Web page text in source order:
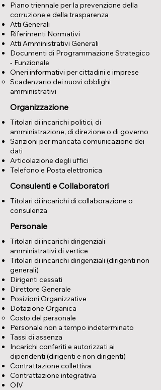
Piano triennale per la prevenzione della
corruzione e della trasparenza
Atti Generali
Riferimenti Normativi
Atti Amministrativi Generali
Documenti di Programmazione Strategico
- Funzionale
Oneri informativi per cittadini e imprese
Scadenzario dei nuovi obblighi
amministrativi
Organizzazione
Titolari di incarichi politici, di
amministrazione, di direzione o di governo
Sanzioni per mancata comunicazione dei
dati
Articolazione degli uffici
Telefono e Posta elettronica
Consulenti e Collaboratori
Titolari di incarichi di collaborazione o
consulenza
Personale
Titolari di incarichi dirigenziali
amministrativi di vertice
Titolari di incarichi dirigenziali (dirigenti non
generali)
Dirigenti cessati
Direttore Generale
Posizioni Organizzative
Dotazione Organica
Costo del personale
Personale non a tempo indeterminato
Tassi di assenza
Incarichi conferiti e autorizzati ai
dipendenti (dirigenti e non dirigenti)
Contrattazione collettiva
Contrattazione integrativa
OIV